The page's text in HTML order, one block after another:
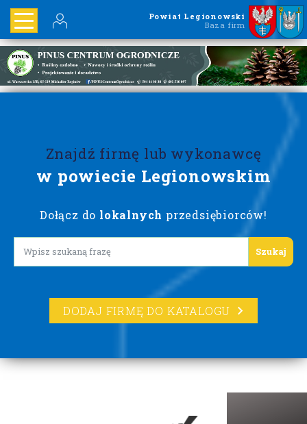
Powiat Legionowski
Baza firm
Znajdź firmę lub wykonawcę
w powiecie Legionowskim
Dołącz do lokalnych przedsiębiorców!
Lorem ipsum
DODAJ FIRMĘ DO KATALOGU
lorem ipsum